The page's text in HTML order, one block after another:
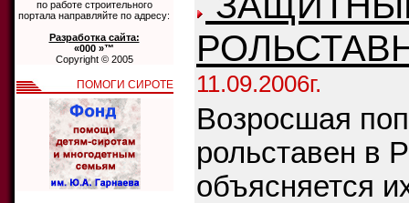
11.09.2006г.
Возросшая
рольставен в
объясняется
по работе строительного
портала направляйте по адресу:
Разработка сайта:
«000 »™
Copyright © 2005
ПОМОГИ СИРОТЕ